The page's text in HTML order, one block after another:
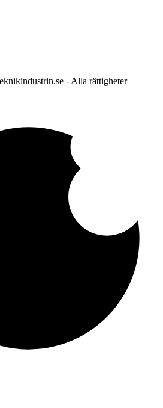
- Alla rättigheter